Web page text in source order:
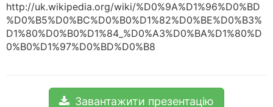
http://uk.wikipedia.org/wiki/%D0%9A%D1%96%D0%BD
%D0%B5%D0%BC%D0%B0%D1%82%D0%BE%D0%B3%
D1%80%D0%B0%D1%84_%D0%A3%D0%BA%D1%80%D
0%B0%D1%97%D0%BD%D0%B8
Завантажити презентацію